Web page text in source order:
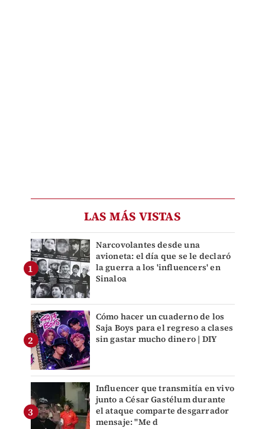
LAS MÁS VISTAS
Narcovolantes desde una
avioneta: el día que se le declaró
la guerra a los 'influencers' en
Sinaloa
Cómo hacer un cuaderno de los
Saja Boys para el regreso a clases
sin gastar mucho dinero | DIY
Influencer que transmitía en vivo
junto a César Gastélum durante
el ataque comparte desgarrador
mensaje: "Me d